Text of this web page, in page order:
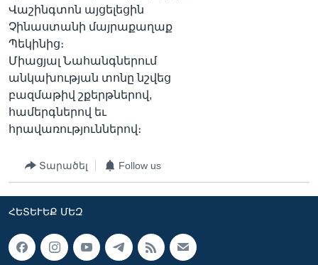
Վաշինգտոն այցելեցին
Չինաստանի մայրաքաղաք
Պեկինից։
Միացյալ Նահանգներում
անկախության տոնը նշվեց
բազմաթիվ շքերթներով,
համերգներով եւ
հրավառություններով։
Տարածել Follow us
ՀԵՏԵՒԵՔ ՄԵԶ